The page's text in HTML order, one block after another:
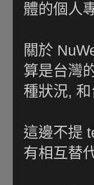
體的個人
關於
算是台灣
種狀況,
這邊不提
有相互替